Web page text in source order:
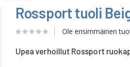
Rossport tuoli
Ole ensimmäinen
Upea verhoillut Rossport